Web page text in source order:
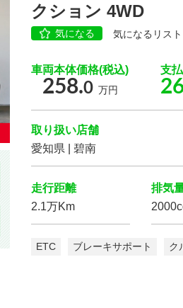
クルーズコントロール
運転席エアバッグ
フロントカメラ
エコカー減税
クション 4WD
気になる 気になるリスト
車両本体価格(税込)
258.0 万円
支
取り扱い店舗
愛知県 | 碧南
走行距離
2.1万Km
排気
ETC ブレーキサポート ク